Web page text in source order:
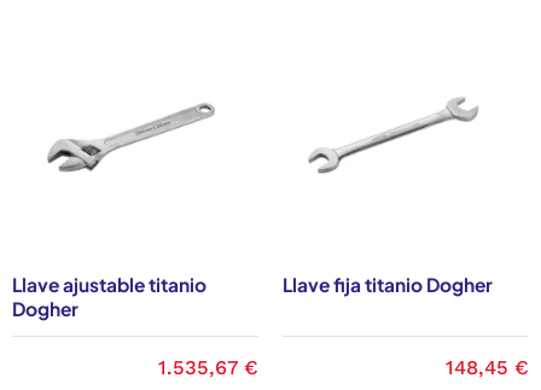
Llave ajustable titanio
Dogher
Precio
1.535,67 €
Llave fija titanio Dogher
Precio
148,45 €